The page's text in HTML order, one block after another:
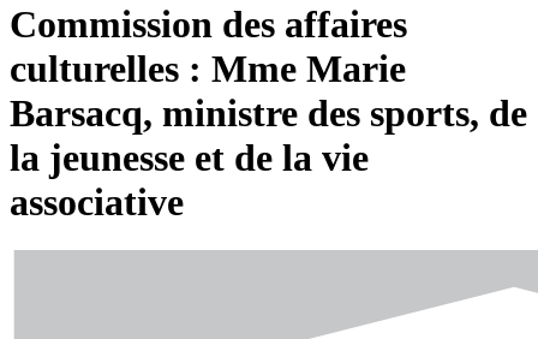
Commission des affaires
culturelles : Mme Marie
Barsacq, ministre des sports, de
la jeunesse et de la vie
associative